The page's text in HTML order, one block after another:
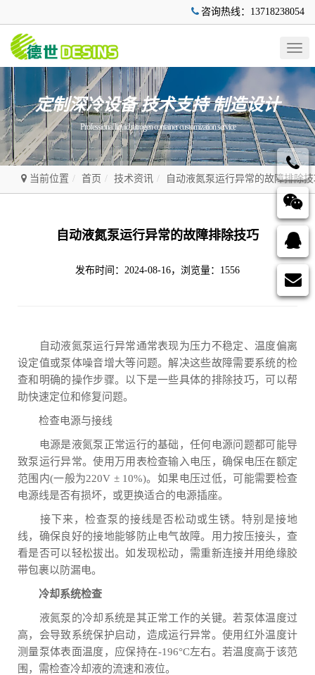
咨询热线：13718238054
定制深冷设备 技术支持 制造设计
Professional liquid nitrogen container customization service
当前位置 首页 技术资讯 自动液氮泵运行异常的故障排除
自动液氮泵运行异常的故障排除技巧
发布时间：2024-08-16，浏览量：1556
自动液氮泵运行异常通常表现为压力不稳定、温度偏离
设定值或泵体噪音增大等问题。解决这些故障需要系统的检
查和明确的操作步骤。以下是一些具体的排除技巧，可以帮
助快速定位和修复问题。
检查电源与接线
电源是液氮泵正常运行的基础，任何电源问题都可能导
致泵运行异常。使用万用表检查输入电压，确保电压在额定
范围内(一般为220V ± 10%)。如果电压过低，可能需要检查
电源线是否有损坏，或更换适合的电源插座。
接下来，检查泵的接线是否松动或生锈。特别是接地
线，确保良好的接地能够防止电气故障。用力按压接头，查
看是否可以轻松拔出。如发现松动，需重新连接并用绝缘胶
带包裹以防漏电。
冷却系统检查
液氮泵的冷却系统是其正常工作的关键。若泵体温度过
高，会导致系统保护启动，造成运行异常。使用红外温度计
测量泵体表面温度，应保持在-196°C左右。若温度高于该范
围，需检查冷却液的流速和液位。